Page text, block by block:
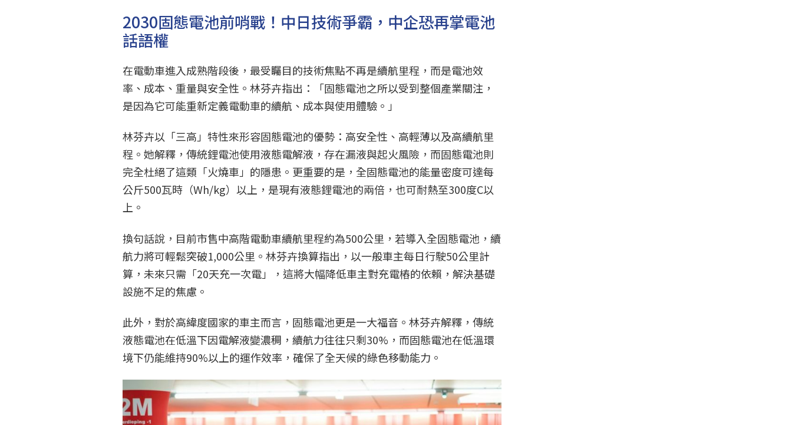
2030固態電池前哨戰！中日技術爭霸，中企恐再掌電池
話語權
在電動車進入成熟階段後，最受矚目的技術焦點不再是續航里程，而是電池效
率、成本、重量與安全性。林芬卉指出：「固態電池之所以受到整個產業關注，
是因為它可能重新定義電動車的續航、成本與使用體驗。」
林芬卉以「三高」特性來形容固態電池的優勢：高安全性、高輕薄以及高續航里
程。她解釋，傳統鋰電池使用液態電解液，存在漏液與起火風險，而固態電池則
完全杜絕了這類「火燒車」的隱患。更重要的是，全固態電池的能量密度可達每
公斤500瓦時（Wh/kg）以上，是現有液態鋰電池的兩倍，也可耐熱至300度C以
上。
換句話說，目前市售中高階電動車續航里程約為500公里，若導入全固態電池，續
航力將可輕鬆突破1,000公里。林芬卉換算指出，以一般車主每日行駛50公里計
算，未來只需「20天充一次電」，這將大幅降低車主對充電樁的依賴，解決基礎
設施不足的焦慮。
此外，對於高緯度國家的車主而言，固態電池更是一大福音。林芬卉解釋，傳統
液態電池在低溫下因電解液變濃稠，續航力往往只剩30%，而固態電池在低溫環
境下仍能維持90%以上的運作效率，確保了全天候的綠色移動能力。